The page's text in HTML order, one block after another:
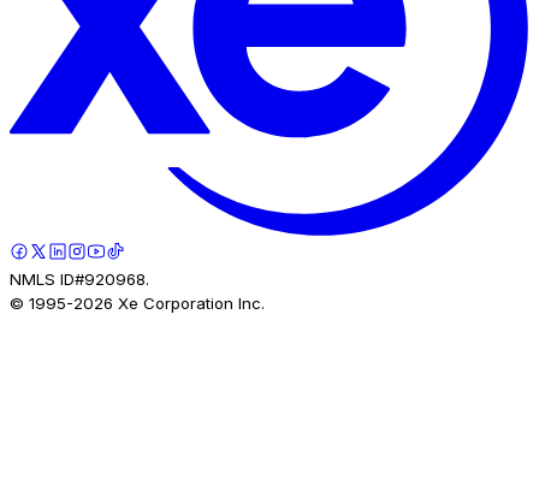
NMLS ID#920968.
© 1995-2026 Xe Corporation Inc.